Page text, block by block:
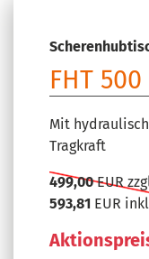
FHT 500
Mit
Tragkraft
499,00EUR
593,81 EUR